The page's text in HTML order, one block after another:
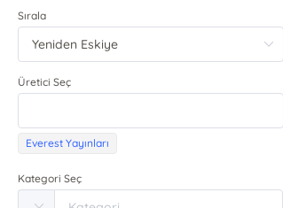
Sırala
Üretici Seç
Everest Yayınları
Kategori Seç